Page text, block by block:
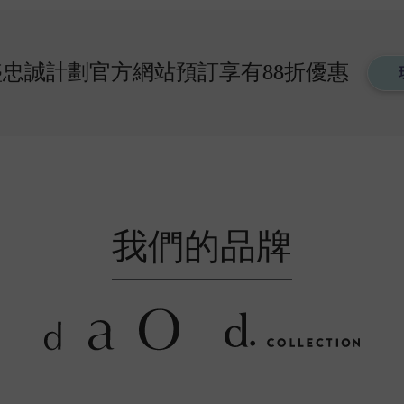
誠計劃官方網站預訂享有88折優惠
我們的品牌